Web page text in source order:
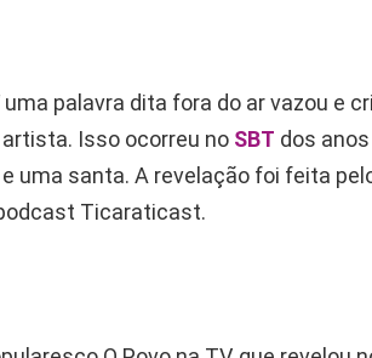
palavra dita fora do ar vazou e
Isso ocorreu no SBT dos
uma santa. A revelação foi feita
Ticaraticast.